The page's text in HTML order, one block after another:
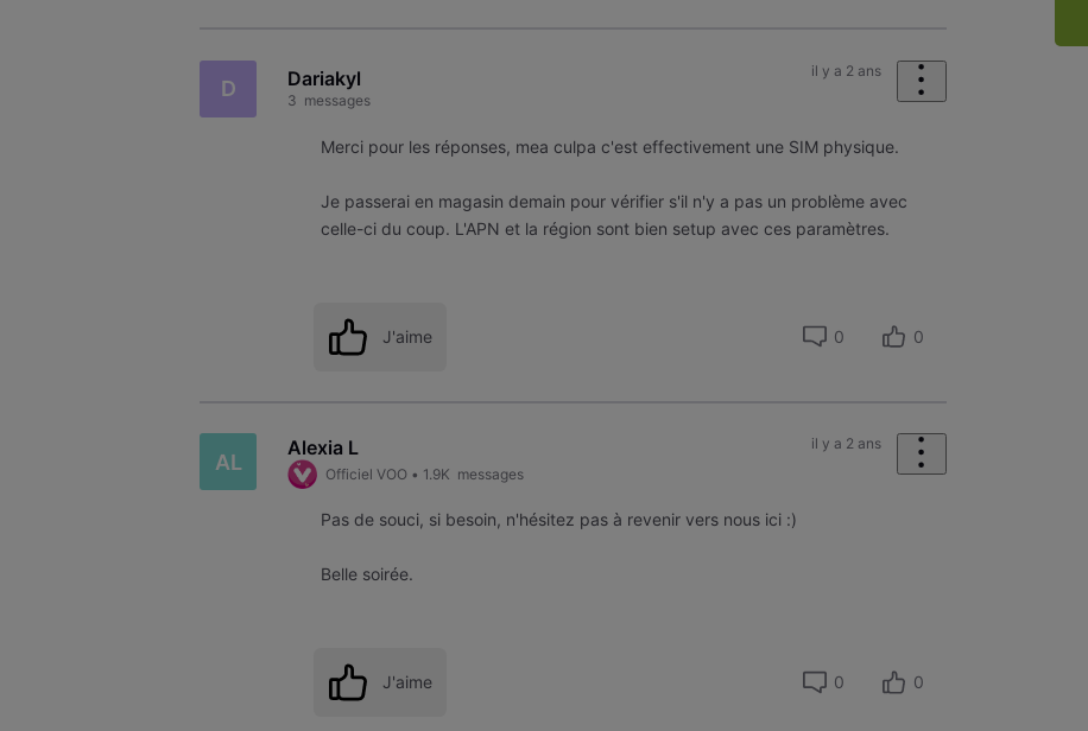
D Dariakyl
3 messages
il y a 2 ans
Merci pour les réponses, mea culpa c'est effectivement une SIM physique.
Je passerai en magasin demain pour vérifier s'il n'y a pas un problème avec
celle-ci du coup. L'APN et la région sont bien setup avec ces paramètres.
J'aime 0 0
AL
Alexia L
Officiel VOO• 1.9K messages
il y a 2 ans
Pas de souci, si besoin, n'hésitez pas à revenir vers nous ici :)
Belle soirée.
J'aime 0 0